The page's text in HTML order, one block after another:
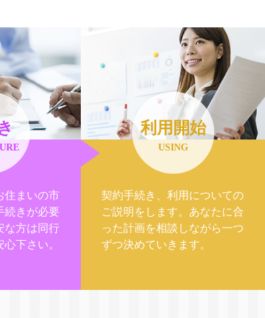
住まいの市
続きが必要
な方は同行
下さい。
利用開始
USING
契約手続き、利用についての
ご説明をします。あなたに合
った計画を相談しながら一つ
ずつ決めていきます。